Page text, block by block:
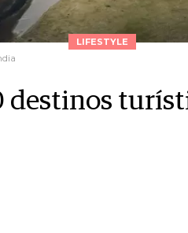
LIFESTYLE
destinos